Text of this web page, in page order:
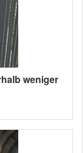
weniger